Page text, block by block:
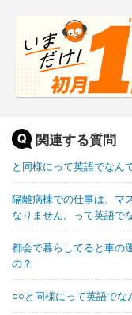
関連する質問
と同様にって英語でなん
隔離病棟での仕事は、マ
なりません。って英語で
都会で暮らしてると車の
の？
○○と同様にって英語でな